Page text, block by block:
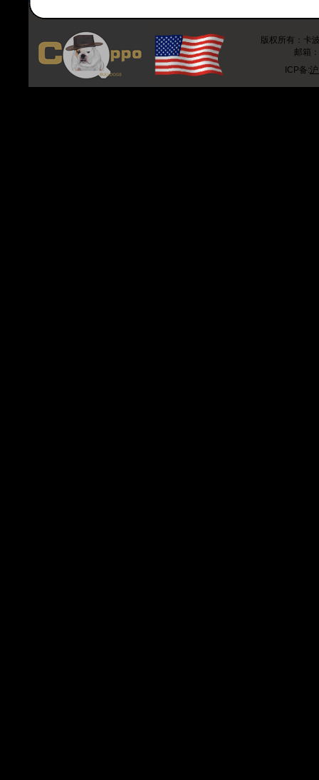
版权所有：卡
邮箱
ICP备: